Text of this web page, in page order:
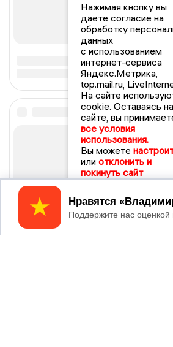
Нажимая кнопку вы
даете согласие на
обработку
данных
с использованием
интернет-сервиса
Яндекс.Метрика,
top.mail.ru,
На сайте
cookie. Оставаясь на
сайте, вы
все условия
использования.
Вы можете
или отклонить и
покинуть сайт
Принять